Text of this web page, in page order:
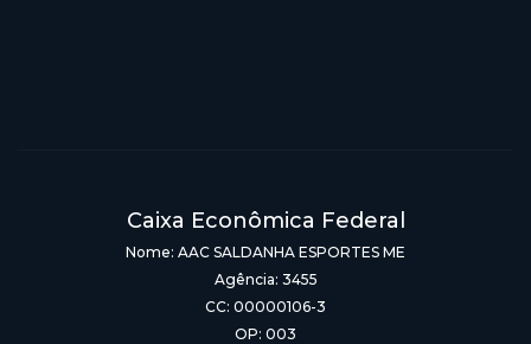
Caixa Econômica Federal
Nome: AAC SALDANHA ESPORTES ME
Agência: 3455
CC: 00000106-3
OP: 003